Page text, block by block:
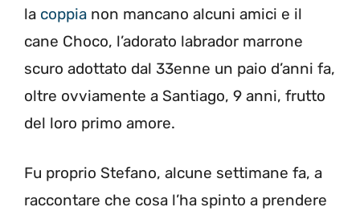
la coppia non mancano alcuni amici e il
cane Choco, l’adorato labrador marrone
scuro adottato dal 33enne un paio d’anni fa,
oltre ovviamente a Santiago, 9 anni, frutto
del loro primo amore.
Fu proprio Stefano, alcune settimane fa, a
raccontare che cosa l’ha spinto a prendere